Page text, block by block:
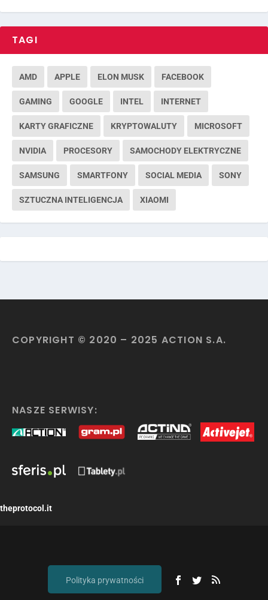
TAGI
AMD APPLE ELON MUSK FACEBOOK
GAMING GOOGLE INTEL INTERNET
KARTY GRAFICZNE KRYPTOWALUTY MICROSOFT
NVIDIA PROCESORY SAMOCHODY ELEKTRYCZNE
SAMSUNG SMARTFONY SOCIAL MEDIA SONY
SZTUCZNA INTELIGENCJA XIAOMI
COPYRIGHT © 2020 – 2025 ACTION S.A.
NASZE SERWISY:
theprotocol.it
Polityka prywatności